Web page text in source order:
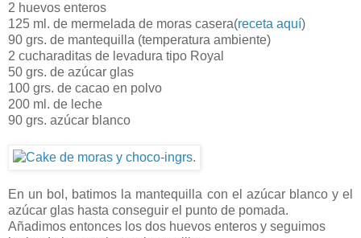
2 huevos enteros
125 ml. de mermelada de moras casera(receta aquí)
90 grs. de mantequilla (temperatura ambiente)
2 cucharaditas de levadura tipo Royal
50 grs. de azúcar glas
100 grs. de cacao en polvo
200 ml. de leche
90 grs. azúcar blanco
En un bol, batimos la mantequilla con el azúcar blanco y el
azúcar glas hasta conseguir el punto de pomada.
Añadimos entonces los dos huevos enteros y seguimos